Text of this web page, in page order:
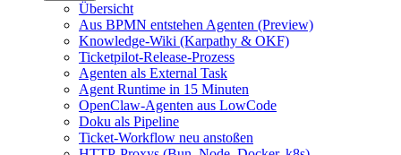
Übersicht
Aus BPMN entstehen Agenten (Preview)
Knowledge-Wiki (Karpathy & OKF)
Ticketpilot-Release-Prozess
Agenten als External Task
Agent Runtime in 15 Minuten
OpenClaw-Agenten aus LowCode
Doku als Pipeline
Ticket-Workflow neu anstoßen